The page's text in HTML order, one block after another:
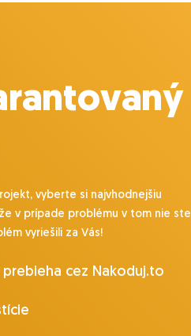
vyberte si najvhodnejšiu
v prípade problému v tom nie ste
vyriešili za Vás!
cez Nakoduj.to